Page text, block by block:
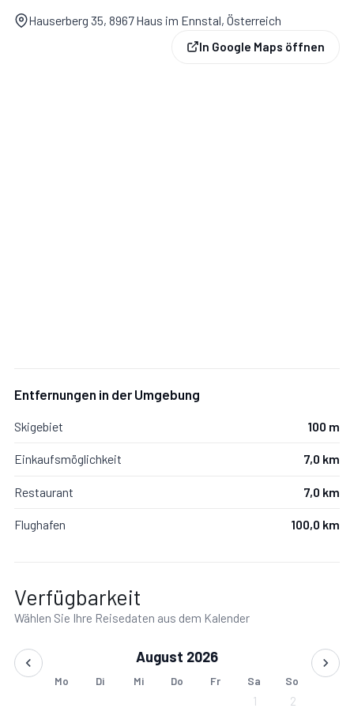
Ausstattung & Wohnkomfort (115 m² für bis zu 6
Kühlschrank mit Gefrierfach
Mikrowelle, Kaffeemaschine, Wasserkocher
Naturstein-Badewanne im Freien
Hauserberg 35, 8967 Haus im Ennstal, Österreich
In Google Maps öffnen
Entfernungen in der Umgebung
Skigebiet 100 m
Einkaufsmöglichkeit 7,0 km
Restaurant 7,0 km
Flughafen 100,0 km
Verfügbarkeit
Wählen Sie Ihre Reisedaten aus dem Kalender
August 2026
Mo Di Mi Do Fr Sa So
1
2